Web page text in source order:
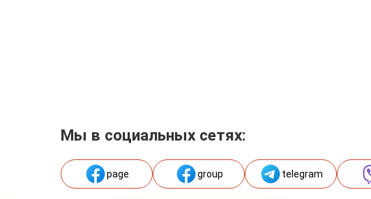
Мы в социальных сетях:
page group telegram